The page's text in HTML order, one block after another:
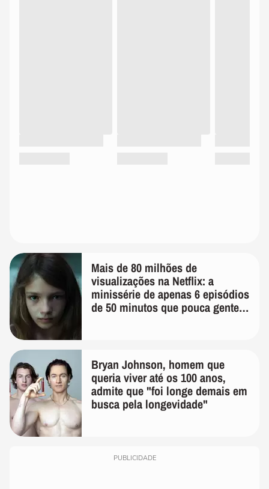
Mais de 80 milhões de
visualizações na Netflix: a
minissérie de apenas 6 episódios
de 50 minutos que pouca gente
Bryan Johnson, homem que
queria viver até os 100 anos,
admite que "foi longe demais em
busca pela longevidade"
PUBLICIDADE